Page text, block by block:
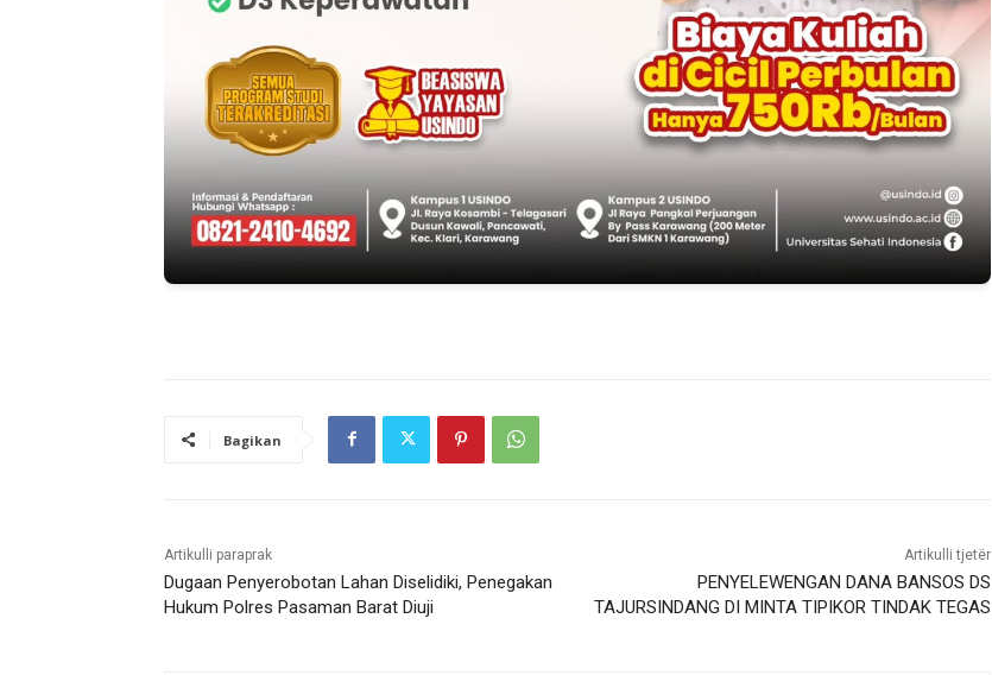
Bagikan
Artikulli paraprak
Dugaan Penyerobotan Lahan Diselidiki, Penegakan
Hukum Polres Pasaman Barat Diuji
Artikulli tjetër
PENYELEWENGAN DANA BANSOS DS
TAJURSINDANG DI MINTA TIPIKOR TINDAK TEGAS